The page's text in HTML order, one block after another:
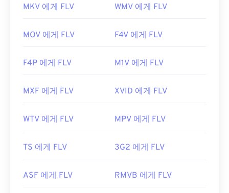
MKV 에게 FLV WMV 에게 FLV
MOV 에게 FLV F4V 에게 FLV
F4P 에게 FLV M1V 에게 FLV
MXF 에게 FLV XVID 에게 FLV
WTV 에게 FLV MPV 에게 FLV
TS 에게 FLV 3G2 에게 FLV
ASF 에게 FLV RMVB 에게 FLV